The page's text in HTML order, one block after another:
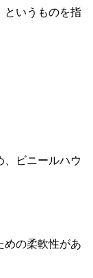
というものを指
、ビニールハウ
めの柔軟性があ